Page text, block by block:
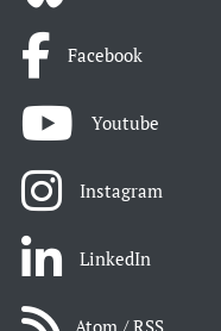
Facebook
Youtube
Instagram
LinkedIn
Atom / RSS